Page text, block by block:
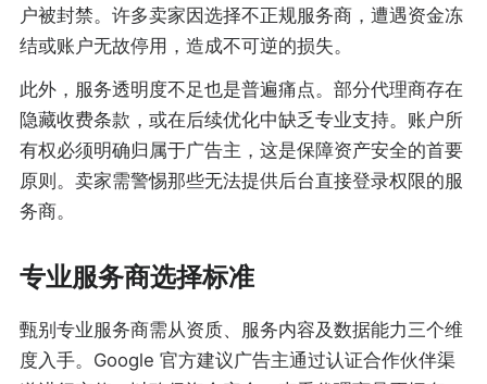
户被封禁。许多卖家因选择不正规服务商，遭遇资金冻
结或账户无故停用，造成不可逆的损失。
此外，服务透明度不足也是普遍痛点。部分代理商存在
隐藏收费条款，或在后续优化中缺乏专业支持。账户所
有权必须明确归属于广告主，这是保障资产安全的首要
原则。卖家需警惕那些无法提供后台直接登录权限的服
务商。
专业服务商选择标准
甄别专业服务商需从资质、服务内容及数据能力三个维
度入手。Google 官方建议广告主通过认证合作伙伴渠